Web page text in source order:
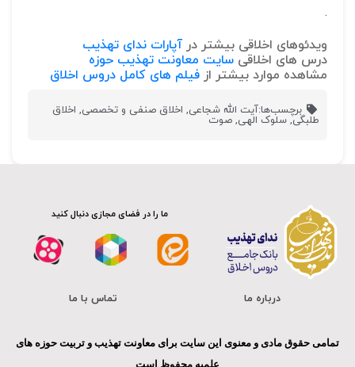
.
ویدئوهای اخلاقی بیشتر در آپارات ندای تهذیب
درس های اخلاقی سایت معاونت تهذیب حوزه
مشاهده موارد بیشتر از فیلم های کامل دروس اخلاق
برچسب‌ها:آیت الله شجاعی, اخلاق صنفی و تخصصی, اخلاق
طلبگی, سلوک الهی, صوت
ما را در فضای مجازی دنبال کنید
درباره ما تماس با ما
تمامی حقوق مادی و معنوی این سایت برای معاونت تهذیب و تربیت حوزه های
علمیه محفوظ است